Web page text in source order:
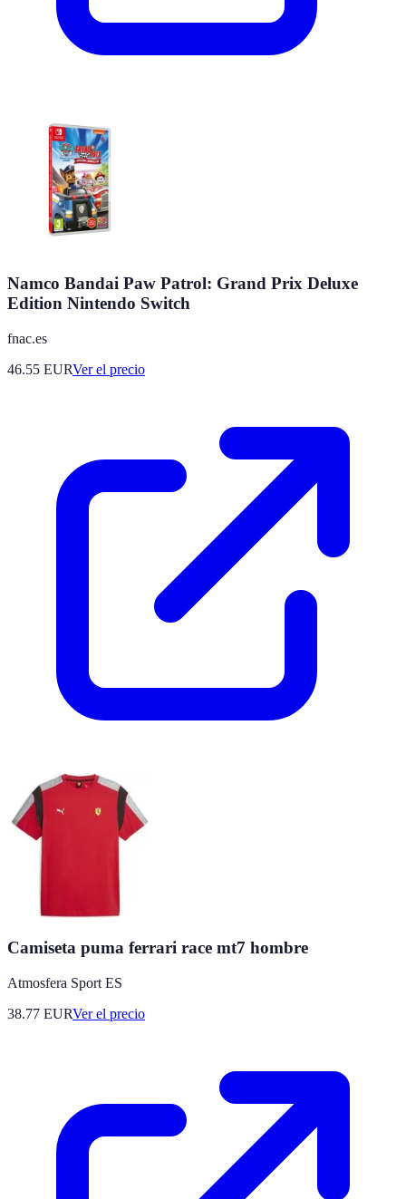
Namco Bandai Paw Patrol: Grand Prix Deluxe
Edition Nintendo Switch
fnac.es
46.55 EURVer el precio
Camiseta puma ferrari race mt7 hombre
Atmosfera Sport ES
38.77 EURVer el precio